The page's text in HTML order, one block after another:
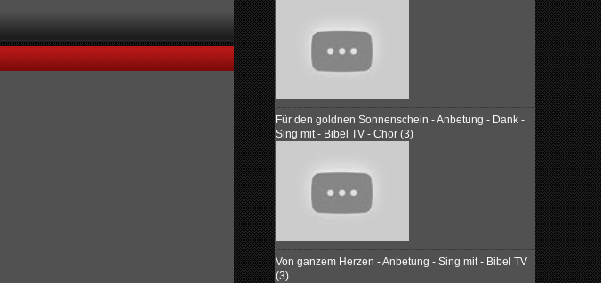
Für den goldnen Sonnenschein - Anbetung - Dank -
Sing mit - Bibel TV - Chor (3)
Von ganzem Herzen - Anbetung - Sing mit - Bibel TV
(3)